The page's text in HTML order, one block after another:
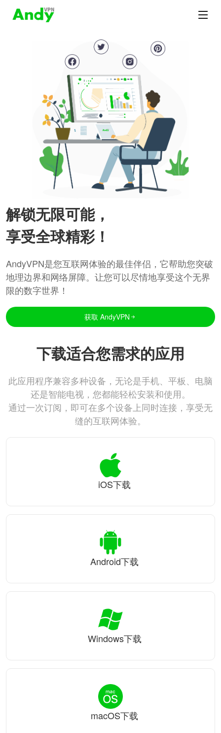
解锁无限可能，
享受全球精彩！
AndyVPN是您互联网体验的最佳伴侣，它帮助您突破
地理边界和网络屏障。让您可以尽情地享受这个无界
限的数字世界！
获取 AndyVPN
下载适合您需求的应用
此应用程序兼容多种设备，无论是手机、平板、电脑
还是智能电视，您都能轻松安装和使用。
通过一次订阅，即可在多个设备上同时连接，享受无
缝的互联网体验。
iOS下载
Android下载
Windows下载
macOS下载